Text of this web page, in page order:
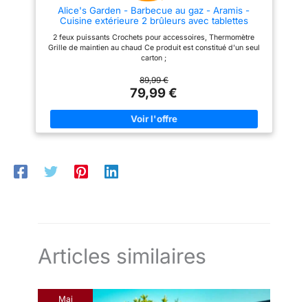
nettoyage plus simple et de 2
roulettes pour le déplacer
jardin; régulateur et tuyau non
fournis, à acheter séparément
Alice's Garden - Barbecue au gaz - Aramis -
Cuisine extérieure 2 brûleurs avec tablettes
2 feux puissants Crochets pour accessoires, Thermomètre
Grille de maintien au chaud Ce produit est constitué d'un seul
carton ;
89,99 €
79,99 €
Articles similaires
Mai